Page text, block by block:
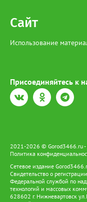
Сайт
Использование
Присоединяйтесь к
2021-2026 © Gorod3466.ru -
Политика
Сетевое издание
Свидетельство о
Федеральной службой по
технологий и массовых
628602 г. Нижневартовск